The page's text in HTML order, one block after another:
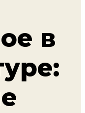
в